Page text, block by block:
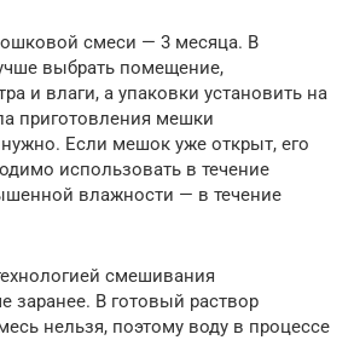
смеси — 3 месяца. В
выбрать помещение,
и влаги, а упаковки установить на
приготовления мешки
Если мешок уже открыт, его
использовать в течение
влажности — в течение
смешивания
заранее. В готовый раствор
нельзя, поэтому воду в процессе